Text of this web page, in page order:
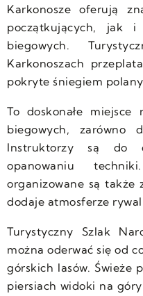
Karkonosze oferują
początkujących, jak i
biegowych.
Karkonoszach
pokryte śniegiem
To doskonałe
biegowych, zarówno
Instruktorzy są do
opanowaniu
organizowane są także
dodaje atmosferze
Turystyczny Szlak
można oderwać się od
górskich lasów. Świeże
piersiach widoki na